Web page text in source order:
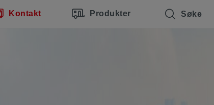
Kontakt Produkter Søke